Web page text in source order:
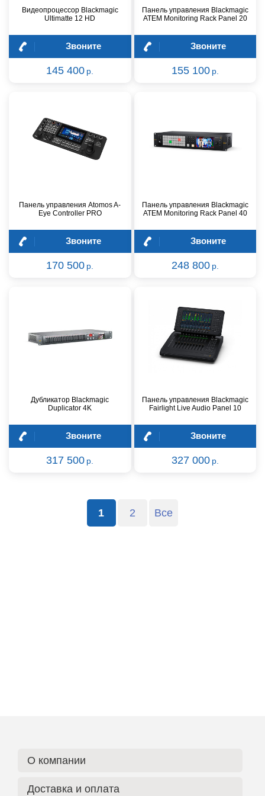
Видеопроцессор Blackmagic
Ultimatte 12 HD
Звоните
145 400 р.
Панель управления Blackmagic
ATEM Monitoring Rack Panel 20
Звоните
155 100 р.
Панель управления Atomos A-
Eye Controller PRO
Звоните
170 500 р.
Панель управления Blackmagic
ATEM Monitoring Rack Panel 40
Звоните
248 800 р.
Дубликатор Blackmagic
Duplicator 4K
Звоните
317 500 р.
Панель управления Blackmagic
Fairlight Live Audio Panel 10
Звоните
327 000 р.
1 2 Все
О компании
Доставка и оплата